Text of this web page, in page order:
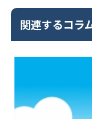
関連するコラ